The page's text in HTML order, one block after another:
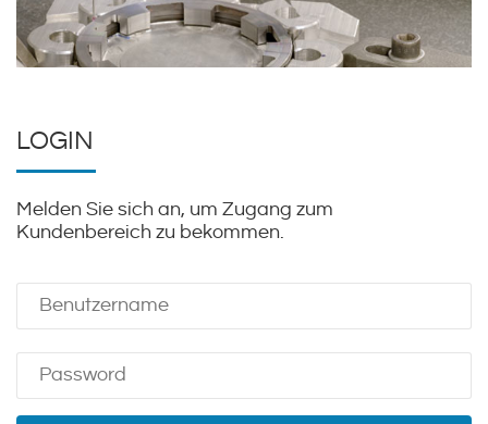
LOGIN
Melden Sie sich an, um Zugang zum
Kundenbereich zu bekommen.